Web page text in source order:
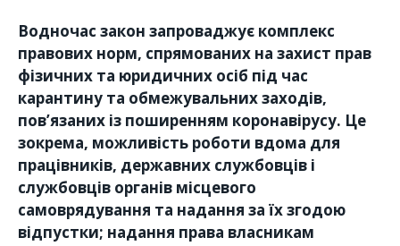
Водночас закон запроваджує комплекс
правових норм, спрямованих на захист прав
фізичних та юридичних осіб під час
карантину та обмежувальних заходів,
пов’язаних із поширенням коронавірусу. Це
зокрема, можливість роботи вдома для
працівників, державних службовців і
службовців органів місцевого
самоврядування та надання за їх згодою
відпустки; надання права власникам